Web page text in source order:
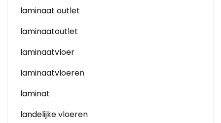
laminaat outlet
laminaatoutlet
laminaatvloer
laminaatvloeren
laminat
landelijke vloeren